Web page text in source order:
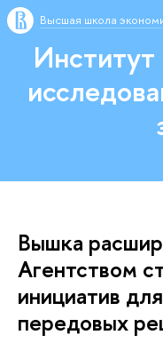
Высшая школа
Институт
Вышка
Агентством
инициатив
передовых